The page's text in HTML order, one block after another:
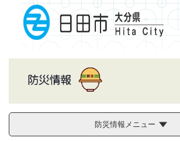
メニューを飛ばして本文へ
防災情報メニュー